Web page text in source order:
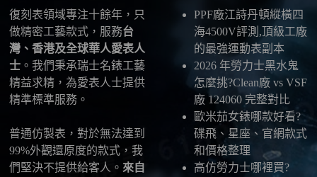
五、海外寄送說明
本店支援寄送至香港、澳門、台灣、欧美以及其他海
外地區，運費會依照目的地與物流方案另行報價，客
服在出貨前會跟您確認清楚。
最後：喜歡就別拖太久，有些熱門款現貨數量有
限，早一步確認，就能早一點戴上喜歡的腕錶。
復刻表領域專注十餘年，只
做精密工藝款式，服務台
灣、香港及全球華人愛表人
士 。我們秉承瑞士名錶工藝
精益求精，為愛表人士提供
精準標準服務。
普通仿製表，對於無法達到
99%外觀還原度的款式，我
們堅決不提供給客人。 來自
PPF廠江詩丹頓縱橫四
海4500V評測,頂級工廠
的最強運動表副本
2026 年勞力士黑水鬼
怎麼挑?Clean廠 vs VSF
廠 124060 完整對比
歐米茄女錶哪款好看?
碟飛、星座、官網款式
和價格整理
高仿勞力士哪裡買?